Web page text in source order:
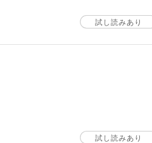
試し読みあり
試し読みあり